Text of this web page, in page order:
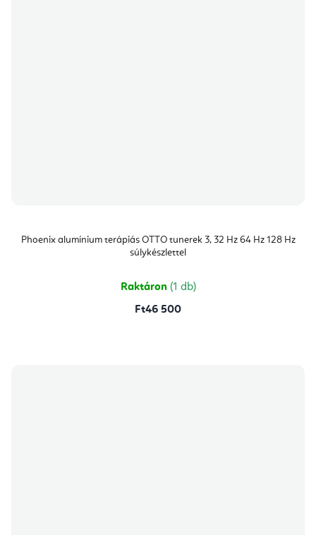
Phoenix alumínium terápiás OTTO tunerek 3, 32 Hz 64 Hz 128 Hz
súlykészlettel
Raktáron (1 db)
Ft46 500